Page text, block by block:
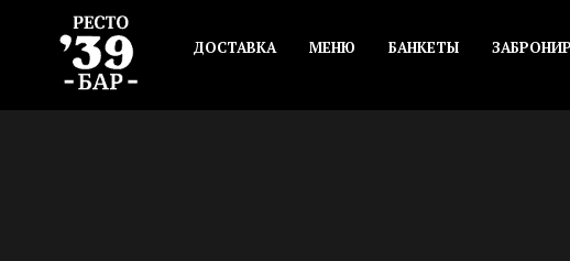
ДОСТАВКА МЕНЮ БАНКЕТЫ